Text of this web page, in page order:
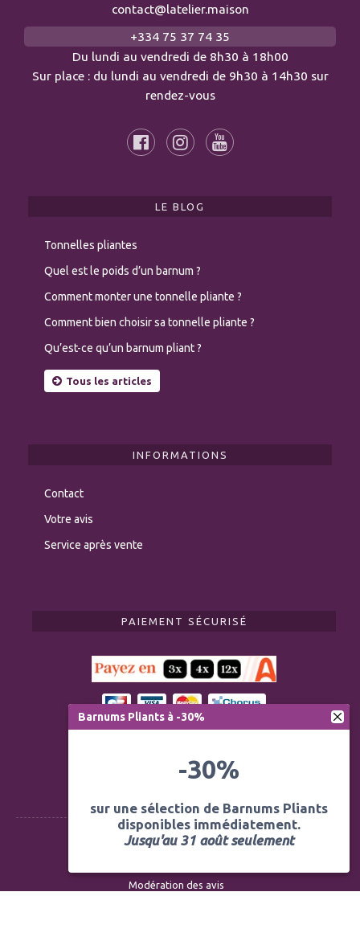
contact@latelier.maison
+334 75 37 74 35
Du lundi au vendredi de 8h30 à 18h00
Sur place : du lundi au vendredi de 9h30 à 14h30 sur
rendez-vous
LE BLOG
Tonnelles pliantes
Quel est le poids d’un barnum ?
Comment monter une tonnelle pliante ?
Comment bien choisir sa tonnelle pliante ?
Qu’est-ce qu’un barnum pliant ?
Tous les articles
INFORMATIONS
Contact
Votre avis
Service après vente
PAIEMENT SÉCURISÉ
Modération des avis
Barnums Pliants à -30%
-30%
sur une sélection de Barnums Pliants
disponibles immédiatement.
Jusqu'au 31 août seulement